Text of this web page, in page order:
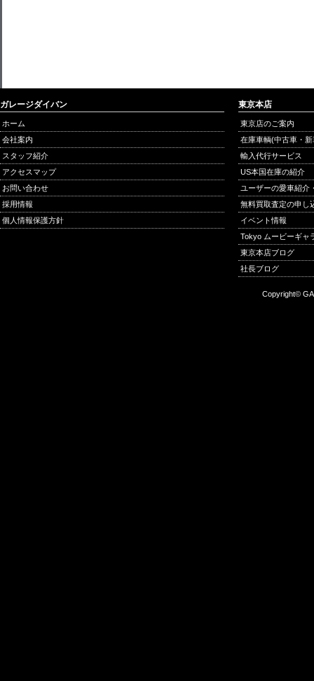
ガレージダイバン
ホーム
会社案内
スタッフ紹介
アクセスマップ
お問い合わせ
採用情報
個人情報保護方針
東京本店
東京店のご案内
在庫車輌(中古車・
輸入代行サービス
US本国在庫の紹介
ユーザーの愛車紹介
無料買取査定の申し
イベント情報
Tokyo ムービーギャ
東京本店ブログ
社長ブログ
Copyright©